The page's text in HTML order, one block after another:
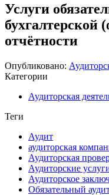
Услуги
бухгалтерской
отчётности
Опубликовано:
Категории
Аудиторская
Теги
Аудит
аудиторская
Аудиторская
Аудиторские
Аудиторское
Обязательный